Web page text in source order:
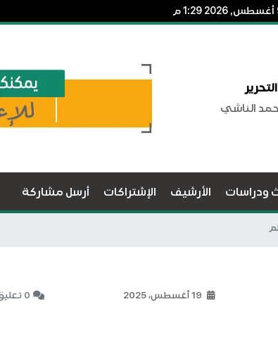
الناشي
ودراسات الأرشيف الإشتراكات أرسل مشاركة
0 تعليق